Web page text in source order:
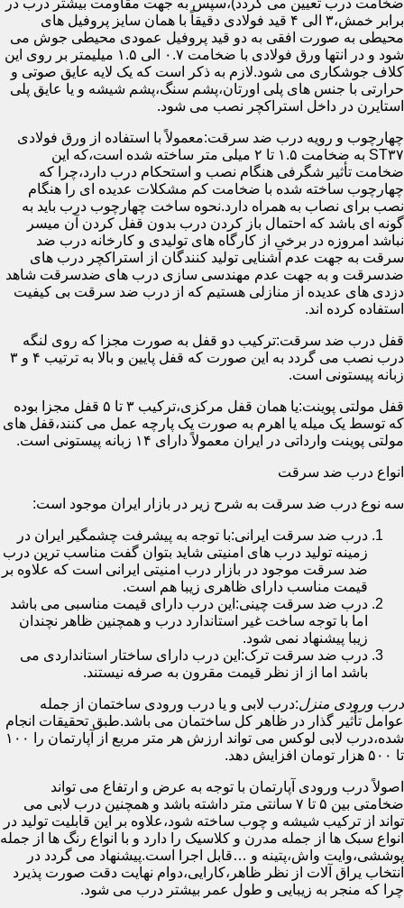
برابر خمش،۳ الی ۴ قید فولادی دقیقاً با همان سایز پروفیل های
محیطی به صورت افقی به دو قید پروفیل عمودی محیطی جوش می
شود و در انتها ورق فولادی با ضخامت ۰.۷ الی ۱.۵ میلیمتر بر روی این
کلاف جوشکاری می شود.لازم به ذکر است که یک لایه عایق صوتی و
حرارتی با جنس های پلی اورتان،پشم سنگ،پشم شیشه و یا عایق پلی
استایرن در داخل استراکچر نصب می شود.
چهارچوب و رویه درب ضد سرقت:معمولاً با استفاده از ورق فولادی
ST۳۷ به ضخامت ۱.۵ تا ۲ میلی متر ساخته شده است،که این
ضخامت تأثیر شگرفی هنگام نصب و استحکام درب دارد،چرا که
چهارچوب ساخته شده با ضخامت کم مشکلات عدیده ای را هنگام
نصب برای نصاب به همراه دارد.نحوه ساخت چهارچوب درب باید به
گونه ای باشد که احتمال باز کردن درب بدون قفل کردن آن میسر
نباشد امروزه در برخی از کارگاه های تولیدی و کارخانه درب ضد
سرقت به جهت عدم آشنایی تولید کنندگان از استراکچر درب های
ضدسرقت و به جهت عدم مهندسی سازی درب های ضدسرقت شاهد
دزدی های عدیده از منازلی هستیم که از درب ضد سرقت بی کیفیت
استفاده کرده اند.
قفل درب ضد سرقت:ترکیب دو قفل به صورت مجزا که روی لنگه
درب نصب می گردد به این صورت که قفل پایین و بالا به ترتیب ۴ و ۳
زبانه پیستونی است.
قفل مولتی پوینت:یا همان قفل مرکزی،ترکیب ۳ تا ۵ قفل مجزا بوده
که توسط یک میله یا اهرم به صورت یک پارچه عمل می کنند،قفل های
مولتی پوینت وارداتی در ایران معمولاً دارای ۱۴ زبانه پیستونی است.
انواع درب ضد سرقت
سه نوع درب ضد سرقت به شرح زیر در بازار ایران موجود است:
درب ضد سرقت ایرانی:با توجه به پیشرفت چشمگیر ایران در
زمینه تولید درب های امنیتی شاید بتوان گفت مناسب ترین درب
ضد سرقت موجود در بازار درب امنیتی ایرانی است که علاوه بر
قیمت مناسب دارای ظاهری زیبا هم است.
درب ضد سرقت چینی:این درب دارای قیمت مناسبی می باشد
اما با توجه ساخت غیر استاندارد درب و همچنین ظاهر نچندان
زیبا پیشنهاد نمی شود.
درب ضد سرقت ترک:این درب دارای ساختار استانداردی می
باشد اما از از نظر قیمت مقرون به صرفه نیستند.
درب ورودی منزل:درب لابی و یا درب ورودی ساختمان از جمله
عوامل تأثیر گذار در ظاهر کل ساختمان می باشد.طبق تحقیقات انجام
شده،درب لابی لوکس می تواند ارزش هر متر مربع از آپارتمان را ۱۰۰
تا ۵۰۰ هزار تومان افزایش دهد.
اصولاً درب ورودی آپارتمان با توجه به عرض و ارتفاع می تواند
ضخامتی بین ۵ تا ۷ سانتی متر داشته باشد و همچنین درب لابی می
تواند از ترکیب شیشه و چوب ساخته شود،علاوه بر این قابلیت تولید در
انواع سبک ها از جمله مدرن و کلاسیک را دارد و با انواع رنگ ها از جمله
پوششی،وایت واش،پتینه و …قابل اجرا است.پیشنهاد می گردد در
انتخاب یراق آلات از نظر ظاهر،کارایی،دوام نهایت دقت صورت پذیرد
چرا که منجر به زیبایی و طول عمر بیشتر درب می شود.